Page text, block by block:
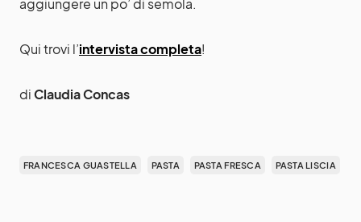
Qui trovi l’intervista completa!
diClaudia Concas
FRANCESCA GUASTELLA PASTA PASTA FRESCA PASTA LISCIA